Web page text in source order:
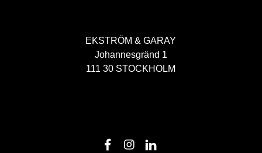
EKSTRÖM & GARAY
Johannesgränd 1
111 30 STOCKHOLM